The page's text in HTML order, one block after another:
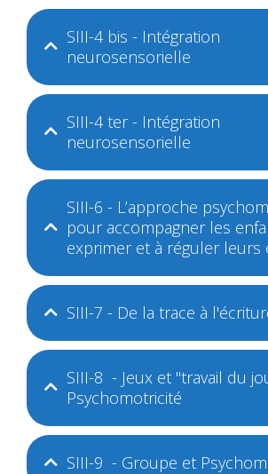
SIII-4 bis - Intégration
neurosensorielle
SIII-4 ter - Intégration
neurosensorielle
SIII-6 - L’approche
pour accompagner les
exprimer et à réguler leurs
SIII-7 - De la trace à
SIII-8 - Jeux et "travail du
Psychomotricité
SIII-9 - Groupe et